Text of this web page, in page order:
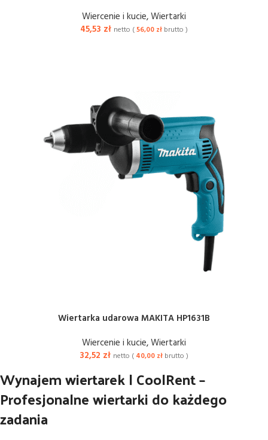
Wiercenie i kucie,Wiertarki
45,53 zł netto (56,00 zł brutto )
Wiertarka udarowa MAKITA HP1631B
Wiercenie i kucie,Wiertarki
32,52 zł netto ( 40,00 zł brutto )
Wynajem wiertarek | CoolRent –
Profesjonalne wiertarki do każdego
zadania